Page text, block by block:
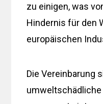
zu einigen, was
Hindernis für den
europäischen
Die Vereinbarung